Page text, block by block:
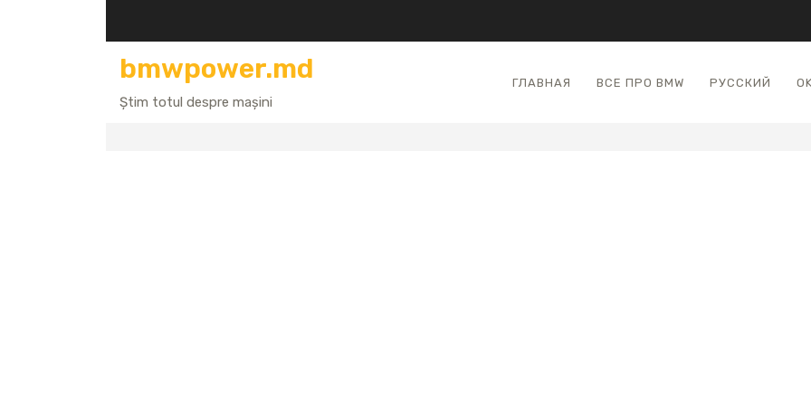
bmwpower.md
Știm totul despre mașini
ГЛАВНАЯ ВСЕ ПРО BMW РУССКИЙ